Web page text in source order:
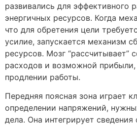
развивались для эффективного
энергичных ресурсов. Когда
что для обретения цели
усилие, запускается механизм
ресурсов. Мозг “рассчитывает”
расходов и возможной
продлении работы.
Передняя поясная зона играет
определении напряжений,
дела. Она интегрирует сведения